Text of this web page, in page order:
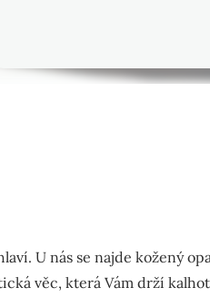
U nás se najde kožený
věc, která Vám drží